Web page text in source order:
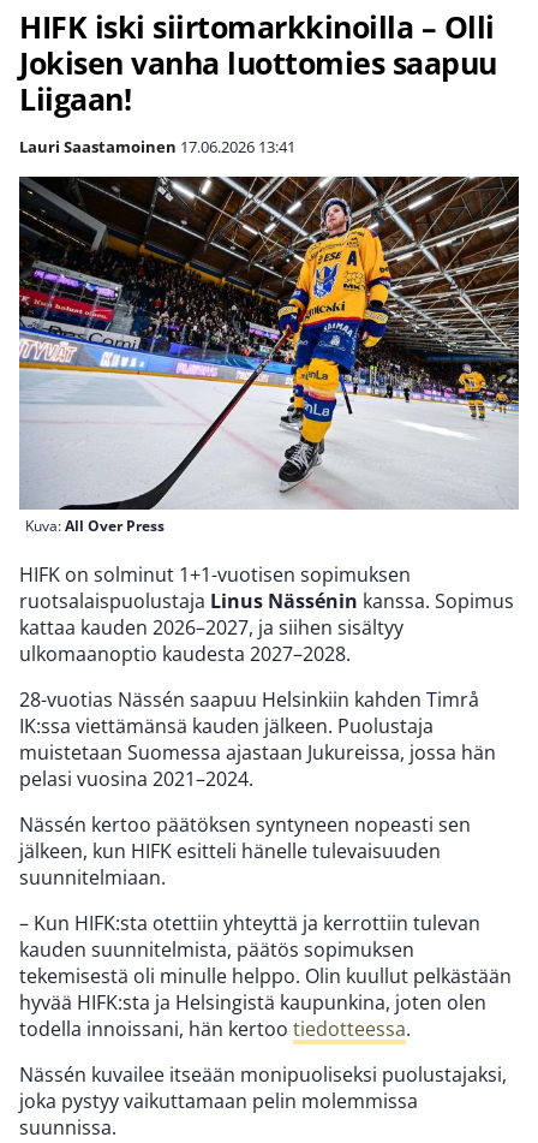
HIFK iski siirtomarkkinoilla – Olli
Jokisen vanha luottomies saapuu
Liigaan!
Lauri Saastamoinen 17.06.2026 13:41
Kuva:All Over Press
HIFK on solminut 1+1-vuotisen sopimuksen
ruotsalaispuolustaja Linus Nässénin kanssa. Sopimus
kattaa kauden 2026–2027, ja siihen sisältyy
ulkomaanoptio kaudesta 2027–2028.
28-vuotias Nässén saapuu Helsinkiin kahden Timrå
IK:ssa viettämänsä kauden jälkeen. Puolustaja
muistetaan Suomessa ajastaan Jukureissa, jossa hän
pelasi vuosina 2021–2024.
Nässén kertoo päätöksen syntyneen nopeasti sen
jälkeen, kun HIFK esitteli hänelle tulevaisuuden
suunnitelmiaan.
– Kun HIFK:sta otettiin yhteyttä ja kerrottiin tulevan
kauden suunnitelmista, päätös sopimuksen
tekemisestä oli minulle helppo. Olin kuullut pelkästään
hyvää HIFK:sta ja Helsingistä kaupunkina, joten olen
todella innoissani, hän kertoo tiedotteessa.
Nässén kuvailee itseään monipuoliseksi puolustajaksi,
joka pystyy vaikuttamaan pelin molemmissa
suunnissa.